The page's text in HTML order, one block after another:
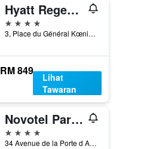
Hyatt Regency Paris Etoile
4 bintang
3, Place du Général Kœnig, Paris, Perancis
RM 849
Lihat
Tawaran
Novotel Paris 17
4 bintang
34 Avenue de la Porte d Asnieres, Paris, Perancis